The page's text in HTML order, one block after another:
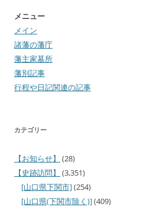
メニュー
メイン
諸藩の藩庁
藩主家墓所
藩別記事
行程や日記関連の記事
カテゴリー
【お知らせ】
(28)
【史跡訪問】
(3,351)
[山口県下関市](254)
[山口県(下関市除く)](409)